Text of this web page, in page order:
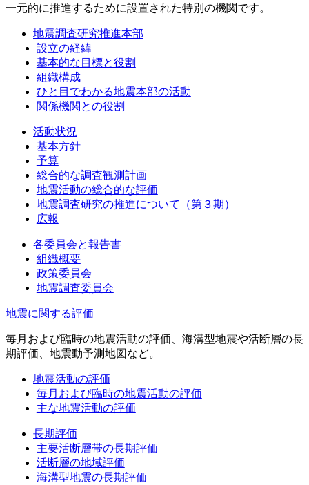
一元的に推進するために設置された特別の機関です。
地震調査研究推進本部
設立の経緯
基本的な目標と役割
組織構成
ひと目でわかる地震本部の活動
関係機関との役割
活動状況
基本方針
予算
総合的な調査観測計画
地震活動の総合的な評価
地震調査研究の推進について（第３期）
広報
各委員会と報告書
組織概要
政策委員会
地震調査委員会
地震に関する評価
毎月および臨時の地震活動の評価、海溝型地震や活断層の長
期評価、地震動予測地図など。
地震活動の評価
毎月および臨時の地震活動の評価
主な地震活動の評価
長期評価
主要活断層帯の長期評価
活断層の地域評価
海溝型地震の長期評価